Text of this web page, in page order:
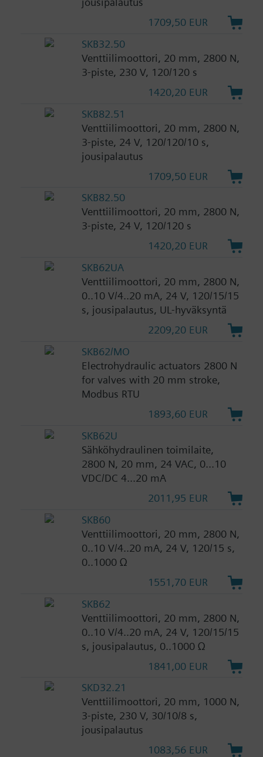
1709,50 EUR
SKB32.50
Venttiilimoottori, 20 mm, 2800 N,
3-piste, 230 V, 120/120 s
1420,20 EUR
SKB82.51
Venttiilimoottori, 20 mm, 2800 N,
3-piste, 24 V, 120/120/10 s,
jousipalautus
1709,50 EUR
SKB82.50
Venttiilimoottori, 20 mm, 2800 N,
3-piste, 24 V, 120/120 s
1420,20 EUR
SKB62UA
Venttiilimoottori, 20 mm, 2800 N,
0..10 V/4..20 mA, 24 V, 120/15/15
s, jousipalautus, UL-hyväksyntä
2209,20 EUR
SKB62/MO
Electrohydraulic actuators 2800 N
for valves with 20 mm stroke,
Modbus RTU
1893,60 EUR
SKB62U
Sähköhydraulinen toimilaite,
2800 N, 20 mm, 24 VAC, 0...10
VDC/DC 4...20 mA
2011,95 EUR
SKB60
Venttiilimoottori, 20 mm, 2800 N,
0..10 V/4..20 mA, 24 V, 120/15 s,
0..1000 Ω
1551,70 EUR
SKB62
Venttiilimoottori, 20 mm, 2800 N,
0..10 V/4..20 mA, 24 V, 120/15/15
s, jousipalautus, 0..1000 Ω
1841,00 EUR
SKD32.21
Venttiilimoottori, 20 mm, 1000 N,
3-piste, 230 V, 30/10/8 s,
jousipalautus
1083,56 EUR